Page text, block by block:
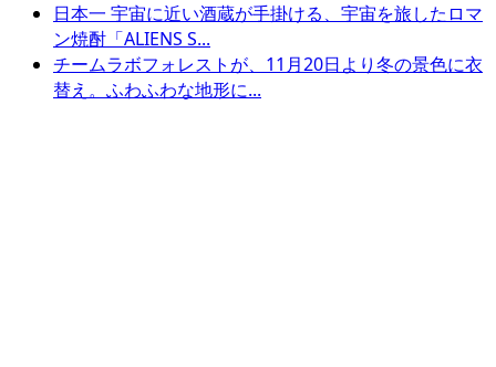
日本一 宇宙に近い酒蔵が手掛ける、宇宙を旅したロマ
ン焼酎「ALIENS S...
チームラボフォレストが、11月20日より冬の景色に衣
替え。ふわふわな地形に...